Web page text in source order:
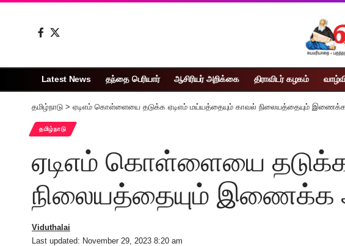
Latest News தந்தை பெரியார் ஆசிரியர் அறிக்கை திராவிடர் கழகம்
தமிழ்நாடு > ஏடிஎம் கொள்ளையை தடுக்க ஏடிஎம் மய்யத்தையும் காவல் நிலையத்தையும்
தமிழ்நாடு
ஏடிஎம் கொள்ளையை
நிலையத்தையும் இணைக்க
Last updated: November 29, 2023 8:20 am
Viduthalai